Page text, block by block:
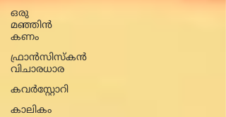
ഒരു
മഞ്ഞിൻ
കണം
ഫ്രാൻസിസ്കൻ
വിചാരധാര
കവർസ്റ്റോറി
കാലികം